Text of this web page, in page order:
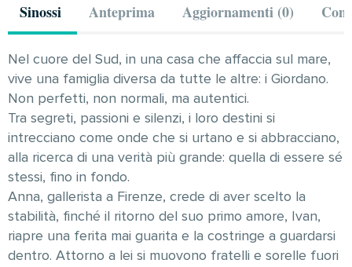
Sinossi Anteprima Aggiornamenti (0)
Nel cuore del Sud, in una casa che affaccia sul mare,
vive una famiglia diversa da tutte le altre: i Giordano.
Non perfetti, non normali, ma autentici.
Tra segreti, passioni e silenzi, i loro destini si
intrecciano come onde che si urtano e si abbracciano,
alla ricerca di una verità più grande: quella di essere sé
stessi, fino in fondo.
Anna, gallerista a Firenze, crede di aver scelto la
stabilità, finché il ritorno del suo primo amore, Ivan,
riapre una ferita mai guarita e la costringe a guardarsi
dentro. Attorno a lei si muovono fratelli e sorelle fuori